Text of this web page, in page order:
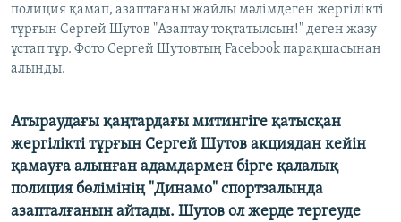
полиция қамап, азаптағаны жайлы мәлімдеген жергілікті
тұрғын Сергей Шутов "Азаптау тоқтатылсын!" деген жазу
ұстап тұр. Фото Сергей Шутовтың Facebook парақшасынан
алынды.
Атыраудағы қаңтардағы митингіге қатысқан
жергілікті тұрғын Сергей Шутов акциядан кейін
қамауға алынған адамдармен бірге қалалық
полиция бөлімінің "Динамо" спортзалында
азапталғанын айтады. Шутов ол жерде тергеуде